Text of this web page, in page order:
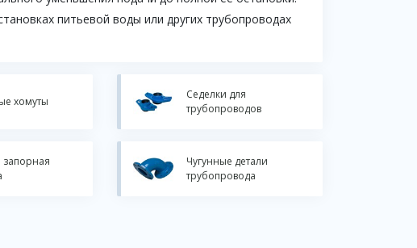
питьевой воды или других трубопроводах
хомуты
Седелки для
трубопроводов
запорная
Чугунные детали
трубопровода